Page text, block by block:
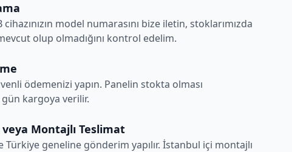
cihazınızın model numarasını bize iletin, stoklarımızda
olup olmadığını kontrol edelim.
ödemenizi yapın. Panelin stokta olması
kargoya verilir.
Montajlı Teslimat
Türkiye geneline gönderim yapılır. İstanbul içi montajlı